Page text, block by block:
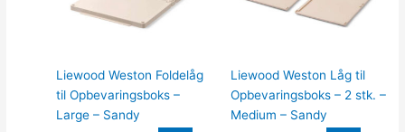
Liewood Weston Foldelåg
til Opbevaringsboks –
Large – Sandy
Liewood Weston Låg til
Opbevaringsboks – 2 stk. –
Medium – Sandy